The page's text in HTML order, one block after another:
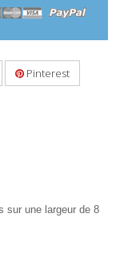
Pinterest
sur une largeur de 8